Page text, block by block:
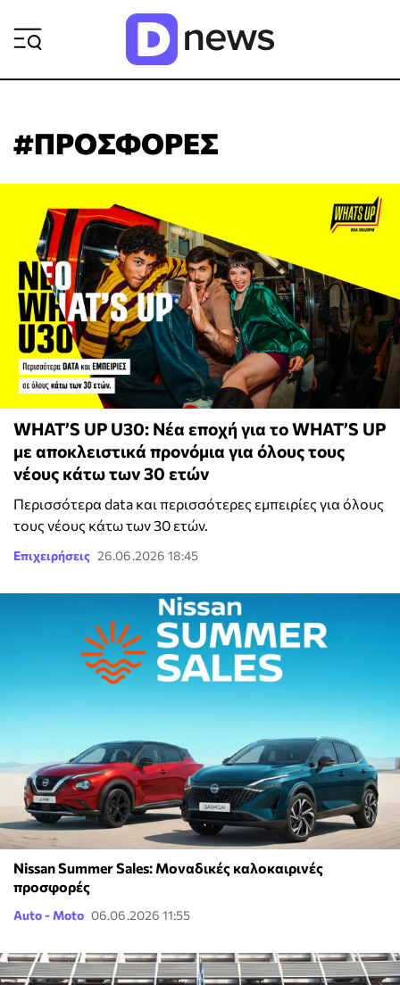
#ΠΡΟΣΦΟΡΕΣ
WHAT’S UP U30: Νέα εποχή για το WHAT’S UP
με αποκλειστικά προνόμια για όλους τους
νέους κάτω των 30 ετών
Περισσότερα data και περισσότερες εμπειρίες για όλους
τους νέους κάτω των 30 ετών.
Επιχειρήσεις 26.06.2026 18:45
Nissan Summer Sales: Μοναδικές καλοκαιρινές
προσφορές
Auto - Moto 06.06.2026 11:55